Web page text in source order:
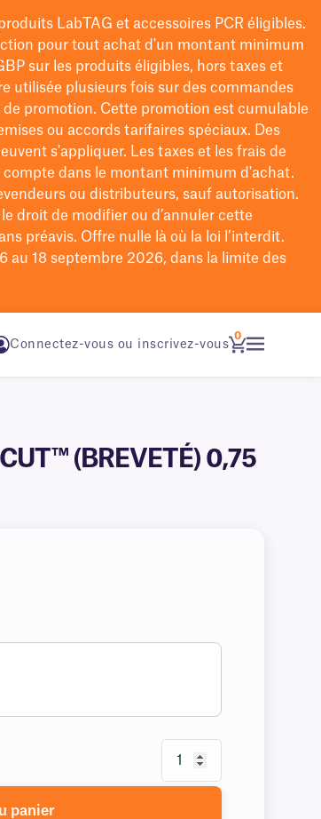
LabTAG et accessoires PCR éligibles.
pour tout achat d'un montant minimum
sur les produits éligibles, hors taxes et
utilisée plusieurs fois sur des commandes
promotion. Cette promotion est cumulable
ou accords tarifaires spéciaux. Des
s'appliquer. Les taxes et les frais de
compte dans le montant minimum d'achat.
ou distributeurs, sauf autorisation.
droit de modifierou d’annuler cette
préavis. Offre nulle là où la loi l’interdit.
au 18 septembre 2026, dans la limite des
Connectez-vous ou inscrivez-vous
0
(BREVETÉ) 0,75
panier